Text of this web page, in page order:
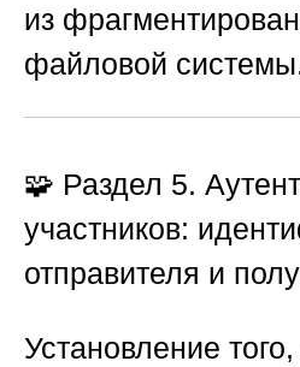
из
файловой
🧩 Раздел 5.
участников:
отправителя и
Установление